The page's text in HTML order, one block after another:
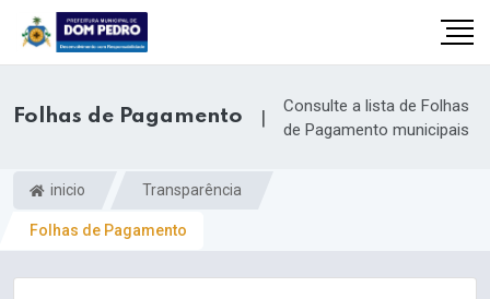
Folhas de Pagamento |
Consulte a lista de Folhas
de Pagamento municipais
inicio Transparência
Folhas de Pagamento